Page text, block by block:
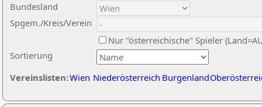
Sortierung
Bundesland
Spgem./Kreis/Verein
Nur "österreichische" Spieler
Vereinslisten:Wien Niederösterreich Burgenland